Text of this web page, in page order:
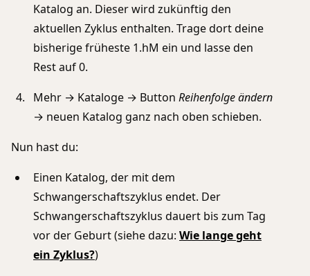
Katalog an. Dieser wird zukünftig den
aktuellen Zyklus enthalten. Trage dort deine
bisherige früheste 1.hM ein und lasse den
Rest auf 0.
Mehr → Kataloge → Button Reihenfolge ändern
→ neuen Katalog ganz nach oben schieben.
Nun hast du:
Einen Katalog, der mit dem
Schwangerschaftszyklus endet. Der
Schwangerschaftszyklus dauert bis zum Tag
vor der Geburt (siehe dazu: Wie lange geht
ein Zyklus?)